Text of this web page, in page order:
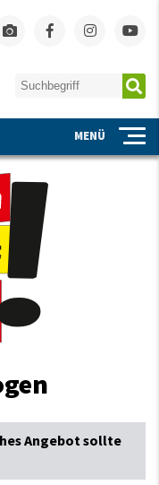
MENÜ
Angebot sollte